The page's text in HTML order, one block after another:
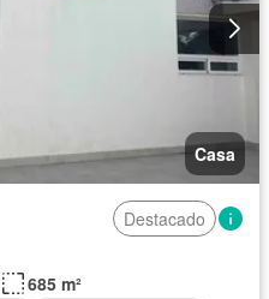
Casa
Destacado
685 m²